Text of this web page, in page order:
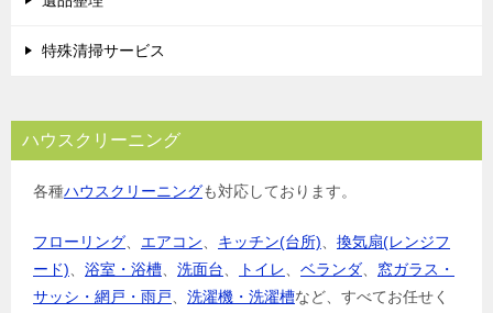
特殊清掃サービス
ハウスクリーニング
各種ハウスクリーニングも対応しております。
フローリング エアコン キッチン(台所)
換気扇(レンジフ
ード)
浴室・浴槽 洗面台 トイレ ベランダ
窓ガラス・
サッシ・網戸・雨戸
洗濯機・洗濯槽など、すべてお任せく